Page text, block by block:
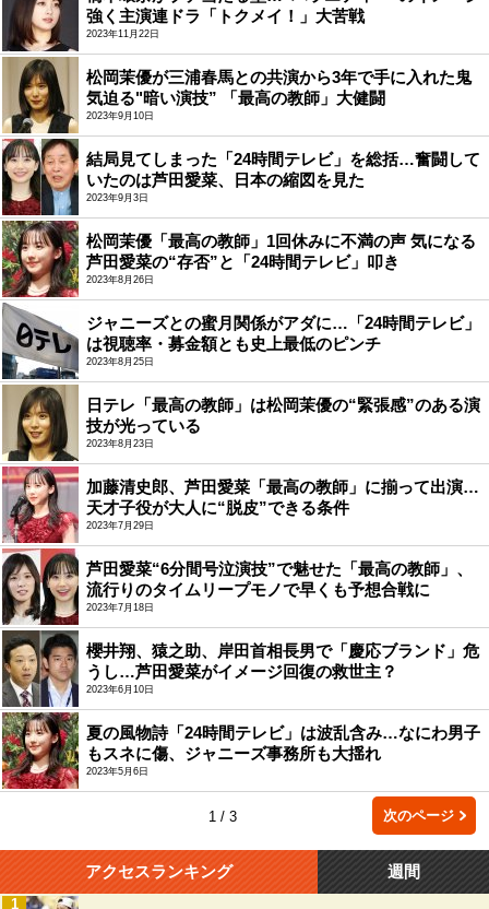
強く主演連ドラ「トクメイ！」大苦戦
2023年11月22日
松岡茉優が三浦春馬との共演から3年で手に入れた鬼
気迫る"暗い演技” 「最高の教師」大健闘
2023年9月10日
結局見てしまった「24時間テレビ」を総括…奮闘して
いたのは芦田愛菜、日本の縮図を見た
2023年9月3日
松岡茉優「最高の教師」1回休みに不満の声 気になる
芦田愛菜の“存否”と「24時間テレビ」叩き
2023年8月26日
ジャニーズとの蜜月関係がアダに…「24時間テレビ」
は視聴率・募金額とも史上最低のピンチ
2023年8月25日
日テレ「最高の教師」は松岡茉優の“緊張感”のある演
技が光っている
2023年8月23日
加藤清史郎、芦田愛菜「最高の教師」に揃って出演…
天才子役が大人に“脱皮”できる条件
2023年7月29日
芦田愛菜“6分間号泣演技”で魅せた「最高の教師」、
流行りのタイムリープモノで早くも予想合戦に
2023年7月18日
櫻井翔、猿之助、岸田首相長男で「慶応ブランド」危
うし…芦田愛菜がイメージ回復の救世主？
2023年6月10日
夏の風物詩「24時間テレビ」は波乱含み…なにわ男子
もスネに傷、ジャニーズ事務所も大揺れ
2023年5月6日
1 / 3 次のページ
アクセスランキング 週間
1